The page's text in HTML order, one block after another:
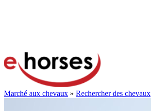
Marché aux chevaux » Rechercher des chevaux